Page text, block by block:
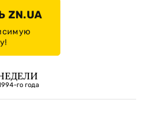
го года